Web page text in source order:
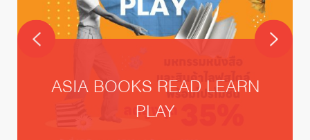
ASIA BOOKS READ LEARN
PLAY